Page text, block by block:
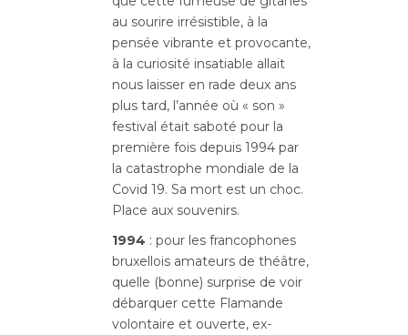
au sourire irrésistible, à la
pensée vibrante et provocante,
à la curiosité insatiable allait
nous laisser en rade deux ans
plus tard, l’année où « son »
festival était saboté pour la
première fois depuis 1994 par
la catastrophe mondiale de la
Covid 19. Sa mort est un choc.
Place aux souvenirs.
1994 : pour les francophones
bruxellois amateurs de théâtre,
quelle (bonne) surprise de voir
débarquer cette Flamande
volontaire et ouverte, ex-